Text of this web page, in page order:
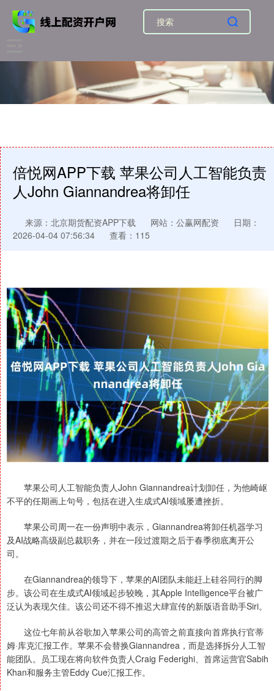
倍悦网APP下载 苹果公司人工智能负责
人John Giannandrea将卸任
来源：北京期货配资APP下载 网站：公赢网配资
日期：
2026-04-04 07:56:34
查看：115
苹果公司人工智能负责人John Giannandrea计划卸任，为他崎岖
不平的任期画上句号，包括在进入生成式AI领域屡遭挫折。
苹果公司周一在一份声明中表示，Giannandrea将卸任机器学习
及AI战略高级副总裁职务，并在一段过渡期之后于春季彻底离开公
司。
在Giannandrea的领导下，苹果的AI团队未能赶上硅谷同行的脚
步。该公司在生成式AI领域起步较晚，其Apple Intelligence平台被广
泛认为表现欠佳。该公司还不得不推迟大肆宣传的新版语音助手Siri。
这位七年前从谷歌加入苹果公司的高管之前直接向首席执行官蒂
姆·库克汇报工作。苹果不会替换Giannandrea，而是选择拆分人工智
能团队。员工现在将向软件负责人Craig Federighi、首席运营官Sabih
Khan和服务主管Eddy Cue汇报工作。